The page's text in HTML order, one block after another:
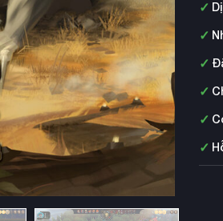
✓
✓
✓
✓
✓
✓